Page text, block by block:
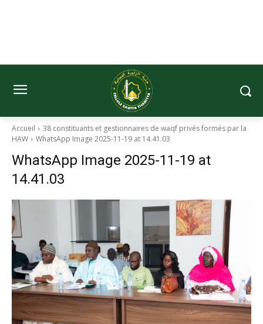
Accueil
38 constituants et gestionnaires de waqf privés formés par la
HAW
WhatsApp Image 2025-11-19 at 14.41.03
WhatsApp Image 2025-11-19 at
14.41.03